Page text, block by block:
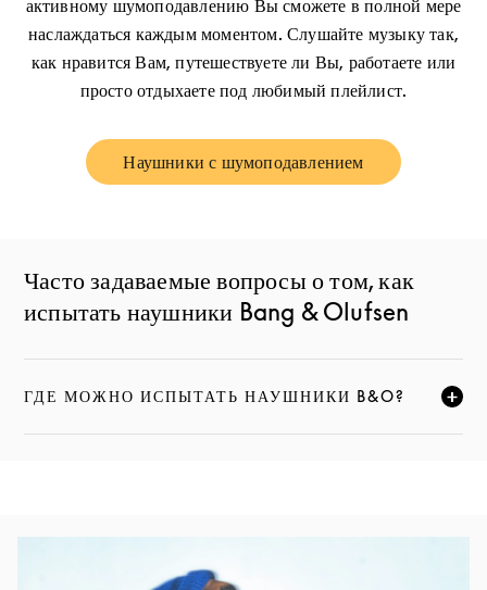
активному шумоподавлению Вы сможете в полной мере
наслаждаться каждым моментом. Слушайте музыку так,
как нравится Вам, путешествуете ли Вы, работаете или
просто отдыхаете под любимый плейлист.
Наушники с шумоподавлением
Link Opens in New Tab
Часто задаваемые вопросы о том, как
испытать наушники Bang & Olufsen
ГДЕ МОЖНО ИСПЫТАТЬ НАУШНИКИ B&O?
НАЖМИТЕ, ЧТОБЫ РАЗВЕРНУТЬ ОПИСАНИЕ И